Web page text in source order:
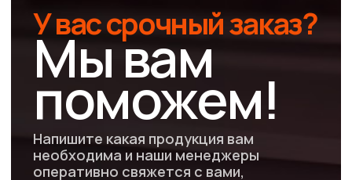
рекламы снаружи и светопроницаемость
внутри.
Устойчивость к погоде
Материал устойчив к ультрафиолету
и осадкам, не выцветает и не боится жары
или мороза.
Яркие и стойкие